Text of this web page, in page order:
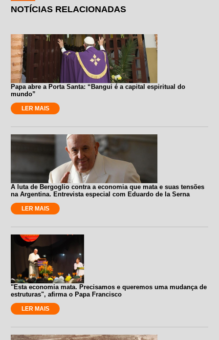
NOTÍCIAS RELACIONADAS
Papa abre a Porta Santa: “Bangui é a capital espiritual do
mundo”
LER MAIS
A luta de Bergoglio contra a economia que mata e suas tensões
na Argentina. Entrevista especial com Eduardo de la Serna
LER MAIS
"Esta economia mata. Precisamos e queremos uma mudança de
estruturas", afirma o Papa Francisco
LER MAIS